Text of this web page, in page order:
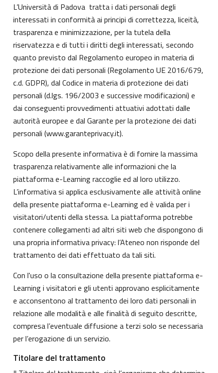
L’Università di Padova tratta i dati personali degli
interessati in conformità ai principi di correttezza, liceità,
trasparenza e minimizzazione, per la tutela della
riservatezza e di tutti i diritti degli interessati, secondo
quanto previsto dal Regolamento europeo in materia di
protezione dei dati personali (Regolamento UE 2016/679,
c.d. GDPR), dal Codice in materia di protezione dei dati
personali (d.lgs. 196/2003 e successive modificazioni) e
dai conseguenti provvedimenti attuativi adottati dalle
autorità europee e dal Garante per la protezione dei dati
personali (www.garanteprivacy.it).
Scopo della presente informativa è di fornire la massima
trasparenza relativamente alle informazioni che la
piattaforma e-Learning raccoglie ed al loro utilizzo.
L’informativa si applica esclusivamente alle attività online
della presente piattaforma e-Learning ed è valida per i
visitatori/utenti della stessa. La piattaforma potrebbe
contenere collegamenti ad altri siti web che dispongono di
una propria informativa privacy: l’Ateneo non risponde del
trattamento dei dati effettuato da tali siti.
Con l'uso o la consultazione della presente piattaforma e-
Learning i visitatori e gli utenti approvano esplicitamente
e acconsentono al trattamento dei loro dati personali in
relazione alle modalità e alle finalità di seguito descritte,
compresa l’eventuale diffusione a terzi solo se necessaria
per l’erogazione di un servizio.
Titolare del trattamento